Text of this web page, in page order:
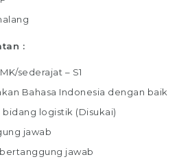
:
sederajat – S1
Bahasa Indonesia dengan baik
logistik (Disukai)
jawab
jawab